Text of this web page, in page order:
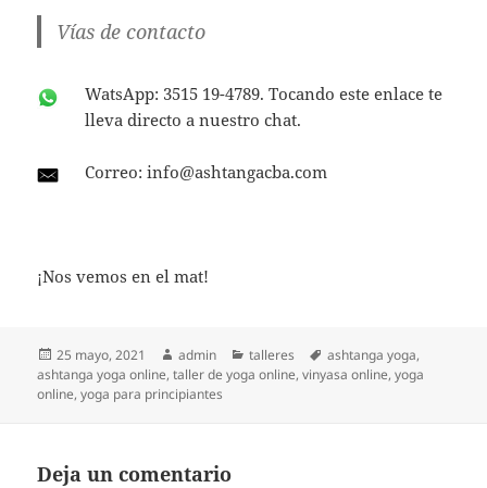
Vías de contacto
WatsApp: 3515 19-4789. Tocando este enlace te
lleva directo a nuestro chat.
Correo:info@ashtangacba.com
¡Nos vemos en el mat!
Publicado
el
25 mayo, 2021 Autor
admin Categorías
talleres Etiquetas
ashtanga yoga,
ashtanga yoga online,taller de yoga online,vinyasa online,yoga
online,yoga para principiantes
Deja un comentario